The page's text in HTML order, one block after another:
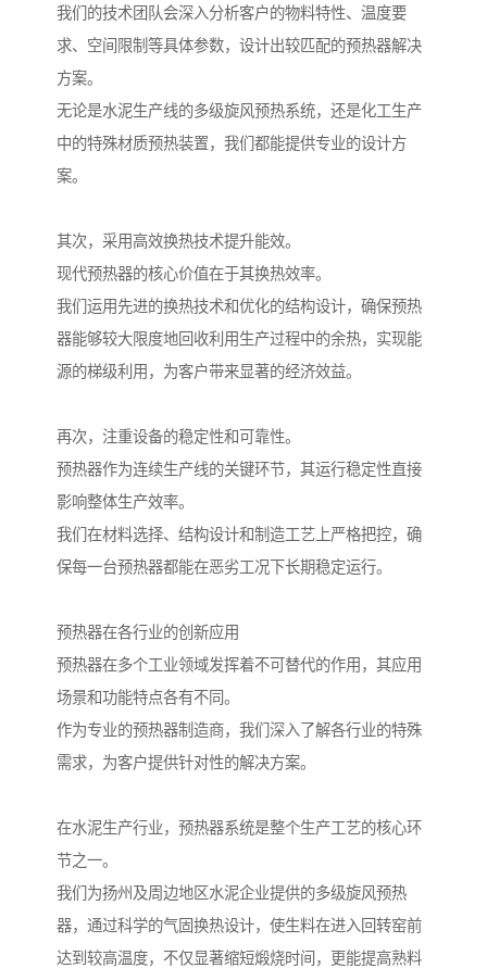
我们的技术团队会深入分析客户的物料特性、温度要
求、空间限制等具体参数，设计出较匹配的预热器解决
方案。
无论是水泥生产线的多级旋风预热系统，还是化工生产
中的特殊材质预热装置，我们都能提供专业的设计方
案。
其次，采用高效换热技术提升能效。
现代预热器的核心价值在于其换热效率。
我们运用先进的换热技术和优化的结构设计，确保预热
器能够较大限度地回收利用生产过程中的余热，实现能
源的梯级利用，为客户带来显著的经济效益。
再次，注重设备的稳定性和可靠性。
预热器作为连续生产线的关键环节，其运行稳定性直接
影响整体生产效率。
我们在材料选择、结构设计和制造工艺上严格把控，确
保每一台预热器都能在恶劣工况下长期稳定运行。
预热器在各行业的创新应用
预热器在多个工业领域发挥着不可替代的作用，其应用
场景和功能特点各有不同。
作为专业的预热器制造商，我们深入了解各行业的特殊
需求，为客户提供针对性的解决方案。
在水泥生产行业，预热器系统是整个生产工艺的核心环
节之一。
我们为扬州及周边地区水泥企业提供的多级旋风预热
器，通过科学的气固换热设计，使生料在进入回转窑前
达到较高温度，不仅显著缩短煅烧时间，更能提高熟料